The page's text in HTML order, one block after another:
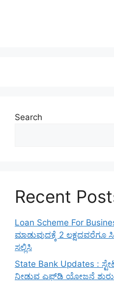
Search
Recent
Loan Scheme For
ಮಾಡುವುದಕ್ಕೆ 2
ಸಲ್ಲಿಸಿ
State Bank Updates :
ನೀಡುವ ಎಫ್‌ಡಿ ಯೋಜನೆ